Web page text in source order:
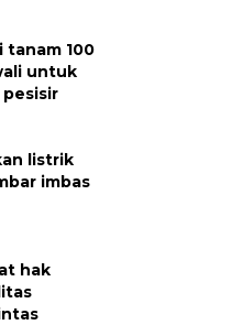
tanam 100
untuk
listrik
imbas
hak